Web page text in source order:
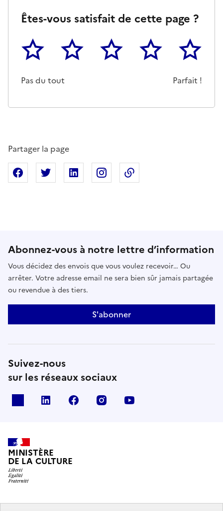
Êtes-vous satisfait de cette page ?
1
Pas du tout
2 3 4 5
Parfait !
Partager la page
Partager sur Facebook
Partager sur XPartager sur Linkedin
Partager sur Instagram
Abonnez-vous à notre lettre d’information
Vous décidez des envois que vous voulez recevoir… Ou
arrêter. Votre adresse email ne sera bien sûr jamais partagée
ou revendue à des tiers.
S'abonner
Suivez-nous
sur les réseaux sociaux
linkedin facebook instagram
MINISTÈRE
DE LA CULTURE